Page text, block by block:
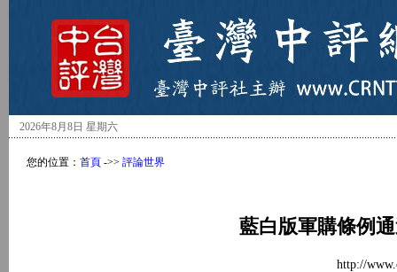
2026年8月8日 星期六
您的位置： 首頁 ->> 評論世界
藍白版軍購條例
http://